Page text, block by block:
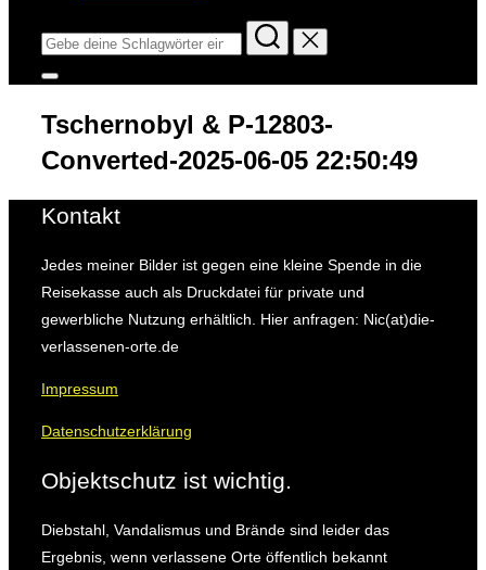
Suchen
nach:
Seitenleiste
Navigation
umschalten
Tschernobyl & P-12803-
Converted-2025-06-05 22:50:49
Kontakt
Jedes meiner Bilder ist gegen eine kleine Spende in die
Reisekasse auch als Druckdatei für private und
gewerbliche Nutzung erhältlich. Hier anfragen: Nic(at)die-
verlassenen-orte.de
Impressum
Datenschutzerklärung
Objektschutz ist wichtig.
Diebstahl, Vandalismus und Brände sind leider das
Ergebnis, wenn verlassene Orte öffentlich bekannt